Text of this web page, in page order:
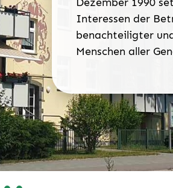
Interessen der
benachteiligter
Menschen aller